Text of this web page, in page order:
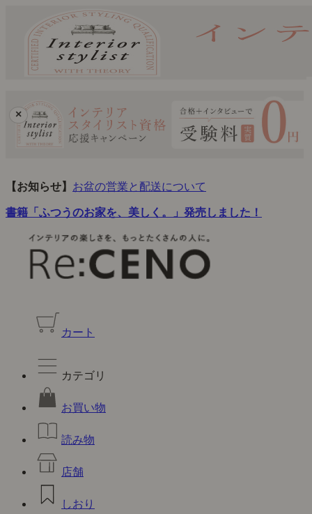
×
【お知らせ】 お盆の営業と配送について
書籍「ふつうのお家を、美しく。」発売しました！
カート
カテゴリ
お買い物
読み物
店舗
しおり